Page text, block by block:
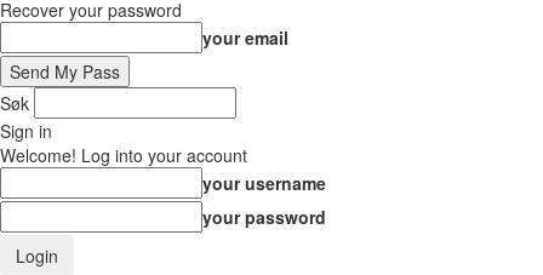
Recover your password
your email
Søk
Sign in
Welcome! Log into your account
your username
your password